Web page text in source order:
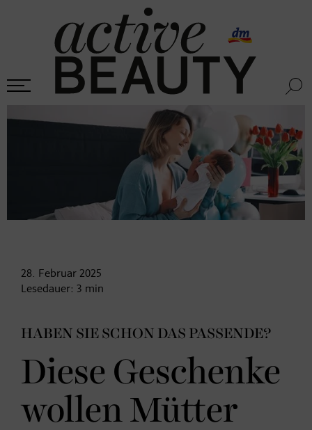
28. Februar 2025
Lesedauer: 3 min
HABEN SIE SCHON DAS PASSENDE?
Diese Geschenke
wollen Mütter